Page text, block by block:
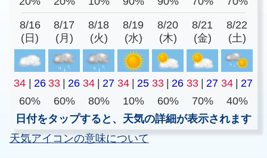
8/16
(日)
8/17
(月)
8/18
(火)
8/19
(水)
8/20
(木)
8/21
(金)
8/22
(土)
34 | 26 33 | 26 34 | 27 34 | 25 33 | 26 33 | 27 34 | 27
60%
60% 80% 10% 60% 70%
40%
日付をタップすると、天気の詳細が表示されます
天気アイコンの意味について